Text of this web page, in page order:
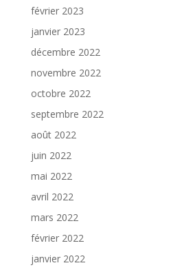
février 2023
janvier 2023
décembre 2022
novembre 2022
octobre 2022
septembre 2022
août 2022
juin 2022
mai 2022
avril 2022
mars 2022
février 2022
janvier 2022